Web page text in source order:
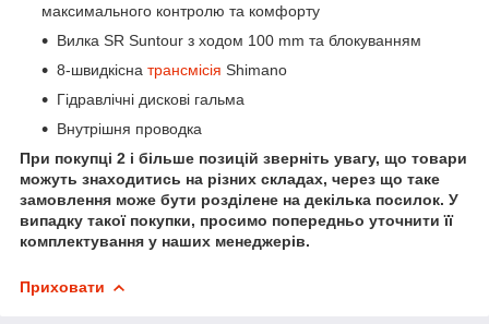
максимального контролю та комфорту
Вилка SR Suntour з ходом 100 mm та блокуванням
8-швидкісна трансмісія Shimano
Гідравлічні дискові гальма
Внутрішня проводка
При покупці 2 і більше позицій зверніть увагу, що товари
можуть знаходитись на різних складах, через що таке
замовлення може бути розділене на декілька посилок. У
випадку такої покупки, просимо попередньо уточнити її
комплектування у наших менеджерів.
Приховати